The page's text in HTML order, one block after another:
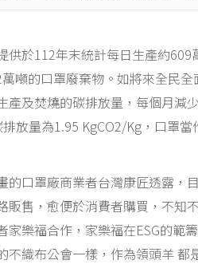
供於112年末統計每日生產約
噸的口罩廢棄物。如將來全民
產及焚燒的碳排放量，每個月減
放量為1.95 KgCO2/Kg，口罩
的口罩廠商業者台灣康匠透露
販售，愈便於消費者購買，不知
樂福合作，家樂福在ESG的範
不織布公會一樣，作為領頭羊